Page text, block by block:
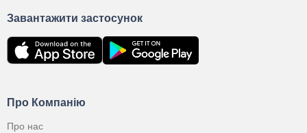
Про Компанію
Про нас
Завантажити застосунок